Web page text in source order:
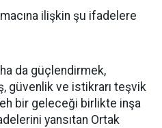
ilişkin şu ifadelere
da güçlendirmek,
güvenlik ve istikrarı teşvik
bir geleceği birlikte inşa
yansıtan Ortak